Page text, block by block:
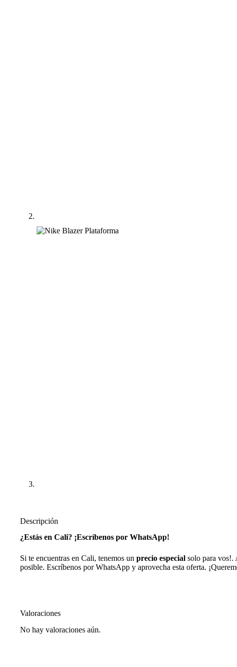
Descripción
¿Estás en Cali? ¡Escríbenos por WhatsApp!
Si te encuentras en Cali, tenemos un precio especial solo para vos!.
posible. Escríbenos por WhatsApp y aprovecha esta oferta.
Valoraciones
No hay valoraciones aún.